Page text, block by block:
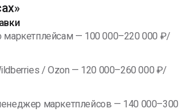
маркетплейсам — 100 000–220 000 ₽/
/ Ozon — 120 000–260 000 ₽/
маркетплейсов — 140 000–300